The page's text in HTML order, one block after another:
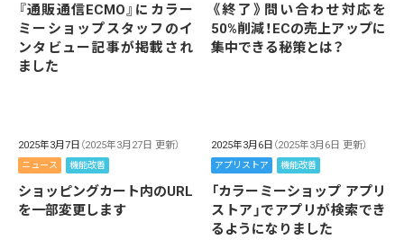
『通販通信ECMO』にカラー
ミーショップスタッフのイ
ンタビュー記事が掲載され
ました
《終了》問い合わせ対応を
50%削減！ECの売上アップに
集中できる秘策とは？
2025年3月7日 （2025年3月27日 更新）
ニュース 機能改善
ショッピングカート内のURL
を一部変更します
2025年3月6日 （2025年3月6日 更新）
アプリストア 機能改善
「カラーミーショップ アプリ
ストア」でアプリが検索でき
るようになりました